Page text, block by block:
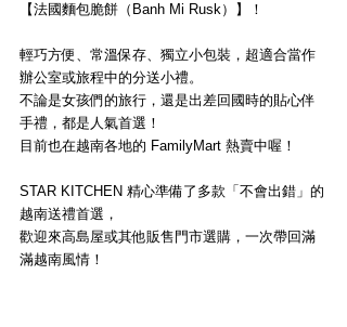
【法國麵包脆餅（Banh Mi Rusk）】！
輕巧方便、常溫保存、獨立小包裝，超適合當作
辦公室或旅程中的分送小禮。
不論是女孩們的旅行，還是出差回國時的貼心伴
手禮，都是人氣首選！
目前也在越南各地的 FamilyMart 熱賣中喔！
STAR KITCHEN 精心準備了多款「不會出錯」的
越南送禮首選，
歡迎來高島屋或其他販售門市選購，一次帶回滿
滿越南風情！